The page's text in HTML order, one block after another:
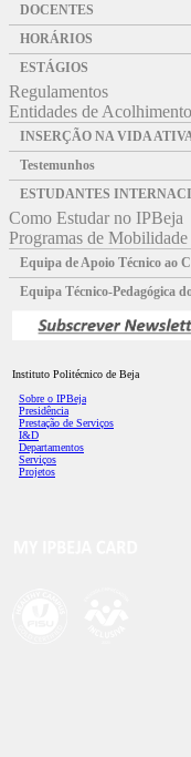
DOCENTES
HORÁRIOS
ESTÁGIOS
Regulamentos
Entidades de Acolhimento
INSERÇÃO NA VIDA
Testemunhos
ESTUDANTES
Como Estudar no IPBeja
Programas de Mobilidade
Equipa de Apoio Técnico ao
Equipa Técnico-Pedagógica
Instituto Politécnico de Beja
Sobre o IPBeja
Presidência
Prestação de Serviços
I&D
Departamentos
Serviços
Projetos